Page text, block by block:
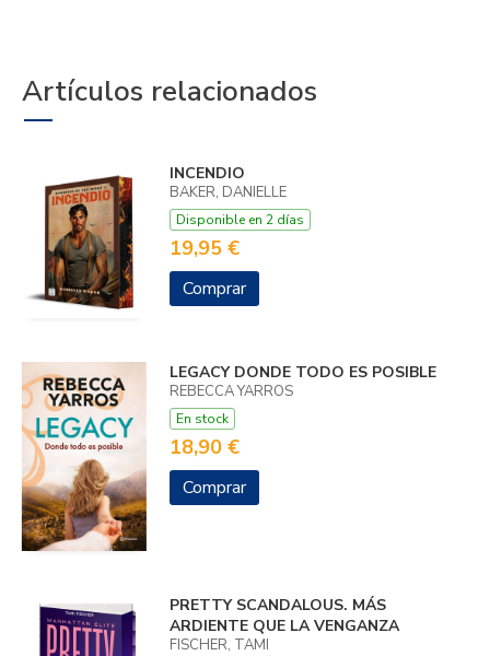
Artículos relacionados
INCENDIO
BAKER, DANIELLE
Disponible en 2 días
19,95 €
Comprar
LEGACY DONDE TODO ES POSIBLE
REBECCA YARROS
En stock
18,90 €
Comprar
PRETTY SCANDALOUS. MÁS
ARDIENTE QUE LA VENGANZA
FISCHER, TAMI